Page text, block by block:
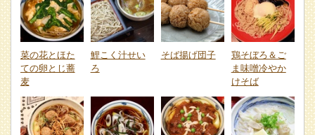
菜の花とほた
ての卵とじ蕎
麦
鯉こく汁せい
ろ
そば揚げ団子
鶏そぼろ＆ご
ま味噌冷やか
けそば